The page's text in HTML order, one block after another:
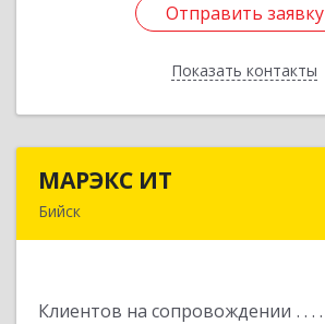
Отправить заявку
Показать контакты
Отправить заявку
Назад
МАРЭКС ИТ
Бийск
Клиентов на сопровождении